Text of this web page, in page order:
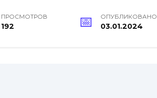
ПРОСМОТРОВ
192
ОПУБЛИКОВАНО
03.01.2024